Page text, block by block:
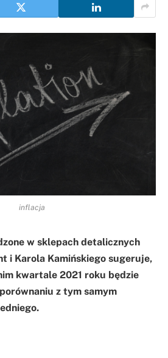
inflacja
w sklepach detalicznych
i Karola Kamińskiego sugeruje,
kwartale 2021 roku będzie
z tym samym